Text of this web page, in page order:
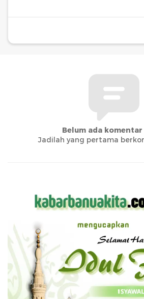
Belum ada
Jadilah yang pertama